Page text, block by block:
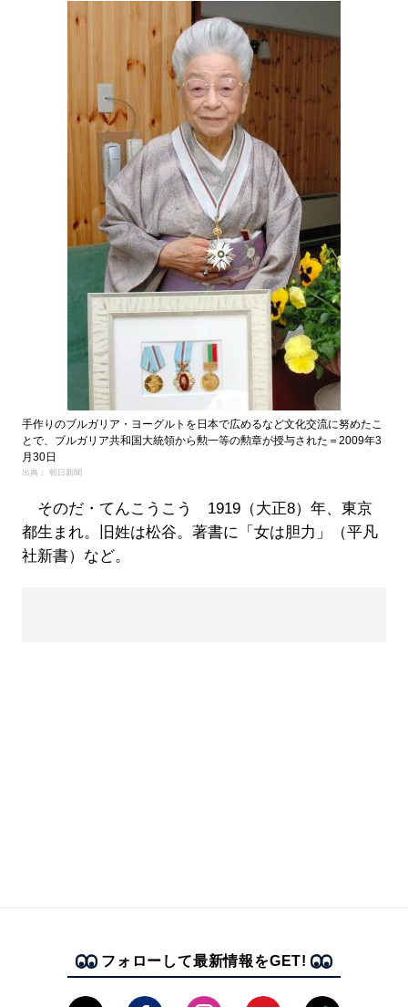
手作りのブルガリア・ヨーグルトを日本で広めるなど文化交流に努めたこ
とで、ブルガリア共和国大統領から勲一等の勲章が授与された＝2009年3
月30日
出典： 朝日新聞
そのだ・てんこうこう 1919（大正8）年、東京
都生まれ。旧姓は松谷。著書に「女は胆力」（平凡
社新書）など。
フォローして最新情報をGET!